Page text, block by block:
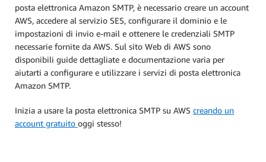
posta elettronica Amazon SMTP, è necessario creare un account
AWS, accedere al servizio SES, configurare il dominio e le
impostazioni di invio e-mail e ottenere le credenziali SMTP
necessarie fornite da AWS. Sul sito Web di AWS sono
disponibili guide dettagliate e documentazione varia per
aiutarti a configurare e utilizzare i servizi di posta elettronica
Amazon SMTP.
Inizia a usare la posta elettronica SMTP su AWS creando un
account gratuito oggi stesso!